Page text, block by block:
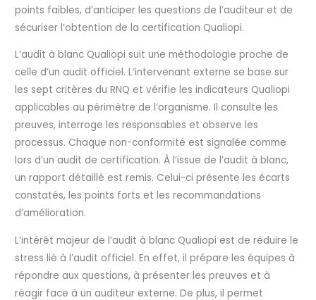
points faibles, d’anticiper les questions de l’auditeur et de
sécuriser l’obtention de la certification Qualiopi.
L’audit à blanc Qualiopi suit une méthodologie proche de
celle d’un audit officiel. L’intervenant externe se base sur
les sept critères du RNQ et vérifie les indicateurs Qualiopi
applicables au périmètre de l’organisme. Il consulte les
preuves, interroge les responsables et observe les
processus. Chaque non-conformité est signalée comme
lors d’un audit de certification. À l’issue de l’audit à blanc,
un rapport détaillé est remis. Celui-ci présente les écarts
constatés, les points forts et les recommandations
d’amélioration.
L’intérêt majeur de l’audit à blanc Qualiopi est de réduire le
stress lié à l’audit officiel. En effet, il prépare les équipes à
répondre aux questions, à présenter les preuves et à
réagir face à un auditeur externe. De plus, il permet